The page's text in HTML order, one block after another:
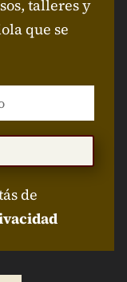
talleres y
que se
de